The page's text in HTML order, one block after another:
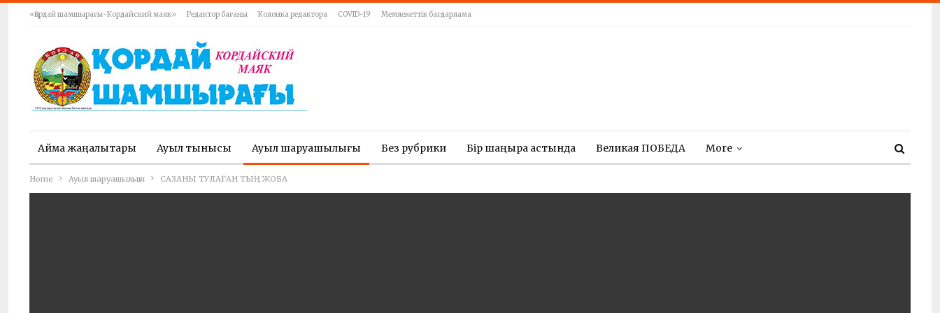
«Қордай шамшырағы-Кордайский маяк» Редактор бағаны Колонка редактора COVID-19 Мемлекеттік бағдарлама
Аймақ жаңалықтары Ауыл тынысы Ауыл шаруашылығы Без рубрики Бір шаңырақ астында Великая ПОБЕДА More
Home Ауыл шаруашылығы САЗАНЫ ТУЛАҒАН ТЫҢ ЖОБА